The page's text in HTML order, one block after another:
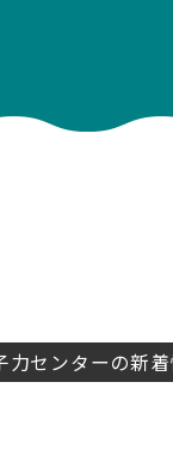
力センターの新